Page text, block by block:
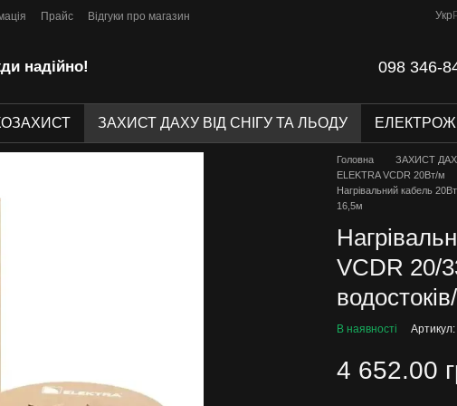
Прайс
Відгуки про магазин
Укр
надійно! 098 346-
ЗАХИСТ ДАХУ ВІД СНІГУ ТА ЛЬОДУ
Головна ЗАХИСТ
ELEKTRA VCDR 20Вт/м
Нагрівальний кабель
16,5м
VCDR 20/
В наявності
4 652.00